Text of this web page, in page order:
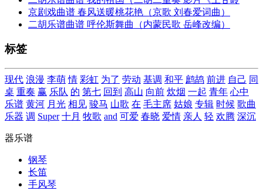
京剧戏曲谱 春风送暖桃花艳（京歌 刘春爱词曲）
二胡乐谱曲谱 呼伦斯舞曲（内蒙民歌 岳峰改编）
标签
现代 浪漫 李萌 情 彩虹 为了 劳动 基调 和平 鹧鸪 前进 自己 同
桌 重奏 赢 乐队 的 第七 回到 高山 向前 炊烟 一起 青年 心中
乐谱 黄河 月光 相见 骏马 山歌 在 毛主席 姑娘 专辑 时候 歌曲
乐器 调 Super 十月 牧歌 and 可爱 春晓 爱情 亲人 轻 欢腾 深沉
器乐谱
钢琴
长笛
手风琴